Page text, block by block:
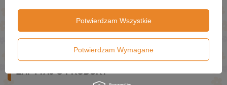
OnlyBio Hair in Balance Wygładzający Olejek z Efektem
Rozświetlenia dla Włosów Suchych i Matowych 70ml
£7.59
ZAPYTAJ O PRODUKT
Potwierdzam Wymagane
Potwierdzam Wszystkie